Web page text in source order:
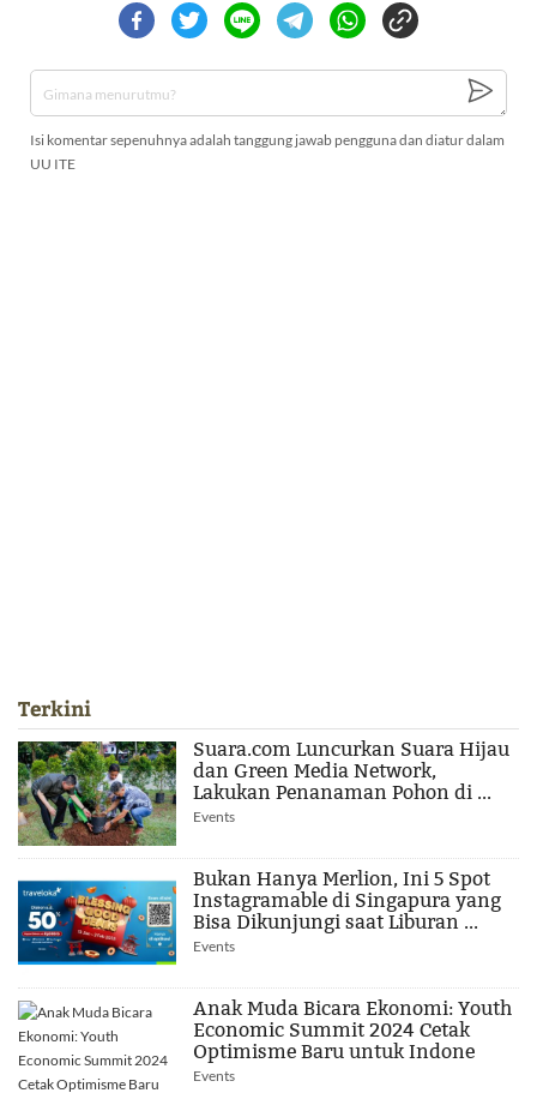
Isi komentar sepenuhnya adalah tanggung jawab pengguna dan diatur dalam
UU ITE
Terkini
Suara.com Luncurkan Suara Hijau
dan Green Media Network,
Lakukan Penanaman Pohon di ...
Events
Bukan Hanya Merlion, Ini 5 Spot
Instagramable di Singapura yang
Bisa Dikunjungi saat Liburan ...
Events
Anak Muda Bicara Ekonomi: Youth
Economic Summit 2024 Cetak
Optimisme Baru untuk Indone
Events